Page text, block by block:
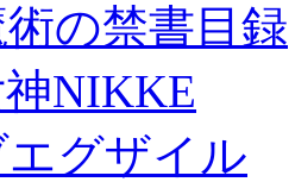
の禁書目録
NIKKE
グザイル